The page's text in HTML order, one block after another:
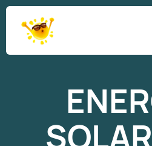
SOLAR